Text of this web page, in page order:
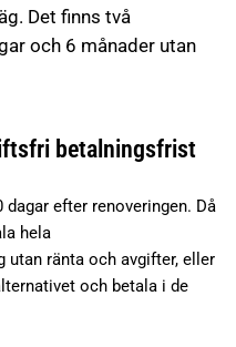
Det finns två
och 6 månader utan
betalningsfrist
efter renoveringen. Då
hela
utan ränta och avgifter, eller
och betala i de